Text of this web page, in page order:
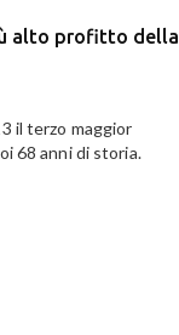
alto profitto della
il terzo maggior
68 anni di storia.